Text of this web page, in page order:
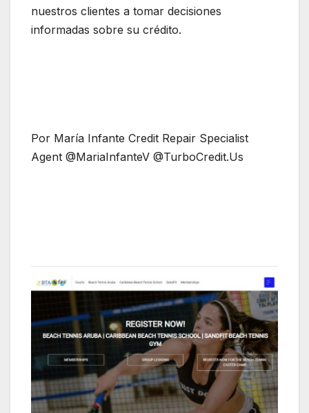
nuestros clientes a tomar decisiones
informadas sobre su crédito.
Por María Infante Credit Repair Specialist
Agent @MariaInfanteV @TurboCredit.Us